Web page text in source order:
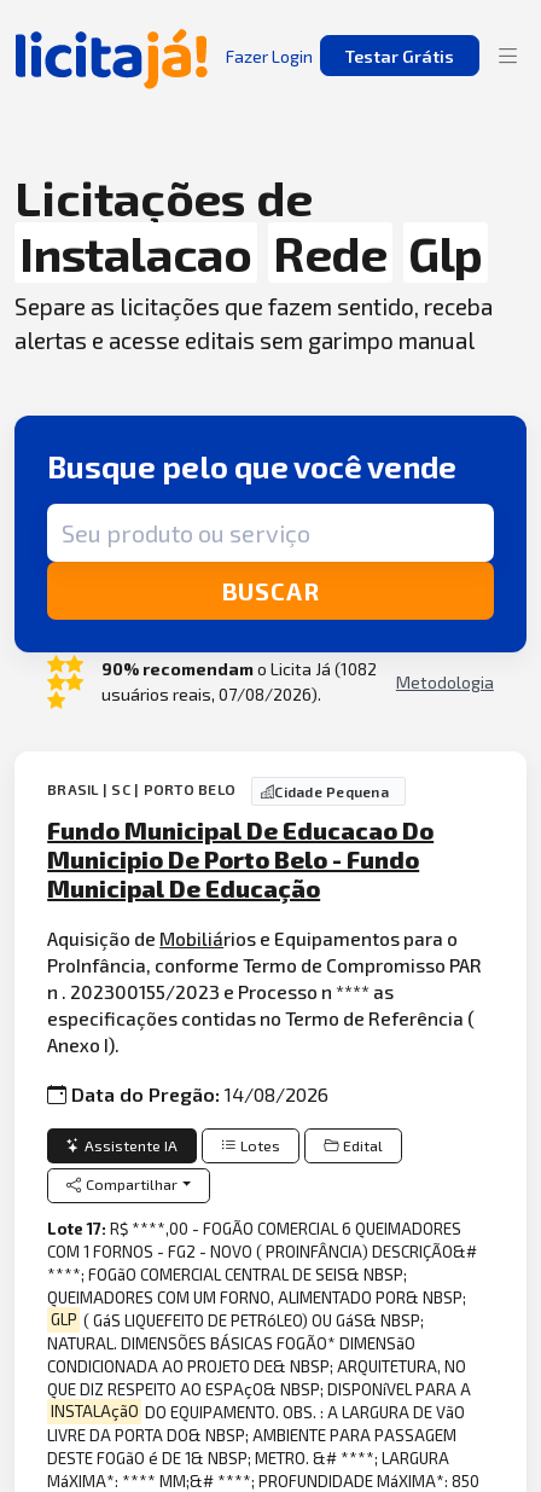
Fazer Login Testar Grátis
Licitações de
Instalacao Rede Glp
Separe as licitações que fazem sentido, receba
alertas e acesse editais sem garimpo manual
Busque pelo que você vende
Termo de busca
BUSCAR
90% recomendamo Licita Já (1082
usuários reais, 07/08/2026).
Metodologia
BRASIL | SC | PORTO BELO Cidade Pequena
Fundo Municipal De Educacao Do
Municipio De Porto Belo - Fundo
Municipal De Educação
Aquisição de Mobiliários e Equipamentos para o
ProInfância, conforme Termo de Compromisso PAR
n . 202300155/2023 e Processo n **** as
especificações contidas no Termo de Referência (
Anexo I).
Data do Pregão:14/08/2026
Assistente IA Lotes Edital
Compartilhar
Lote 17:R$ ****,00 - FOGÃO COMERCIAL 6 QUEIMADORES
COM 1 FORNOS - FG2 - NOVO ( PROINFÂNCIA) DESCRIÇÃO&#
****; FOGãO COMERCIAL CENTRAL DE SEIS& NBSP;
QUEIMADORES COM UM FORNO, ALIMENTADO POR& NBSP;
GLP ( GáS LIQUEFEITO DE PETRóLEO) OU GáS& NBSP;
NATURAL. DIMENSÕES BÁSICAS FOGÃO* DIMENSãO
CONDICIONADA AO PROJETO DE& NBSP; ARQUITETURA, NO
QUE DIZ RESPEITO AO ESPAçO& NBSP; DISPONíVEL PARA A
INSTALAçãO DO EQUIPAMENTO. OBS. : A LARGURA DE VãO
LIVRE DA PORTA DO& NBSP; AMBIENTE PARA PASSAGEM
DESTE FOGãO é DE 1& NBSP; METRO. &# ****; LARGURA
MáXIMA*: **** MM;&# ****; PROFUNDIDADE MáXIMA*: 850